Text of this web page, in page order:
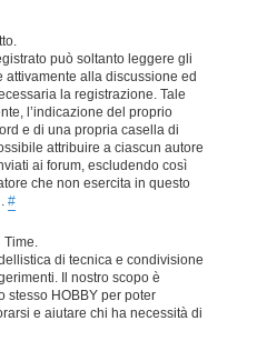
può soltanto leggere gli
alla discussione ed
la registrazione. Tale
l’indicazione del proprio
e di una propria casella di
attribuire a ciascun autore
ai forum, escludendo così
che non esercita in questo
#
Time.
di tecnica e condivisione
Il nostro scopo è
stesso HOBBY per poter
e aiutare chi ha necessità di